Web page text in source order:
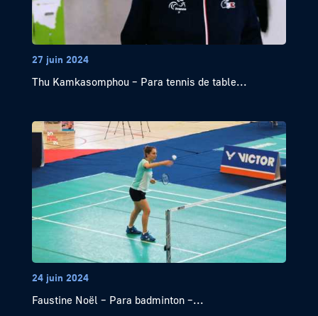
27 juin 2024
Thu Kamkasomphou – Para tennis de table...
24 juin 2024
Faustine Noël – Para badminton –...